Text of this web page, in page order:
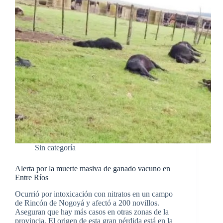
Sin categoría
Alerta por la muerte masiva de ganado vacuno en
Entre Ríos
Ocurrió por intoxicación con nitratos en un campo
de Rincón de Nogoyá y afectó a 200 novillos.
Aseguran que hay más casos en otras zonas de la
provincia. El origen de esta gran pérdida está en la